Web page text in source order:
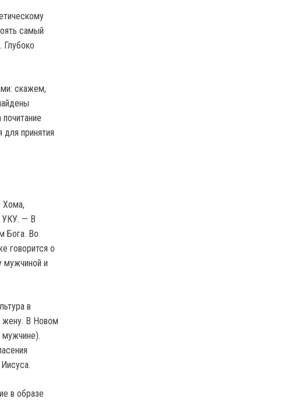
самый
скажем,
для принятия
Хома,
УКУ. — В
Бога. Во
говорится о
мужчиной и
в
жену. В Новом
мужчине).
в образе